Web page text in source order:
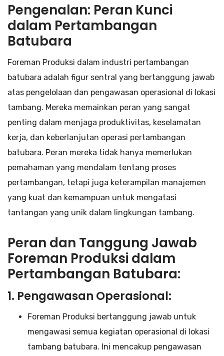
Pengenalan: Peran Kunci
dalam Pertambangan
Batubara
Foreman Produksi dalam industri pertambangan
batubara adalah figur sentral yang bertanggung jawab
atas pengelolaan dan pengawasan operasional di lokasi
tambang. Mereka memainkan peran yang sangat
penting dalam menjaga produktivitas, keselamatan
kerja, dan keberlanjutan operasi pertambangan
batubara. Peran mereka tidak hanya memerlukan
pemahaman yang mendalam tentang proses
pertambangan, tetapi juga keterampilan manajemen
yang kuat dan kemampuan untuk mengatasi
tantangan yang unik dalam lingkungan tambang.
Peran dan Tanggung Jawab
Foreman Produksi dalam
Pertambangan Batubara:
1. Pengawasan Operasional:
Foreman Produksi bertanggung jawab untuk
mengawasi semua kegiatan operasional di lokasi
tambang batubara. Ini mencakup pengawasan